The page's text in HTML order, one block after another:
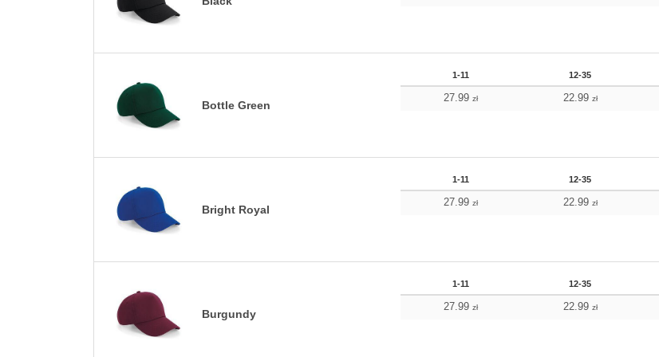
Bottle Green
1-11 12-35
27.99 zł 22.99 zł
Bright Royal
1-11 12-35
27.99 zł 22.99 zł
Burgundy
1-11 12-35
27.99 zł 22.99 zł